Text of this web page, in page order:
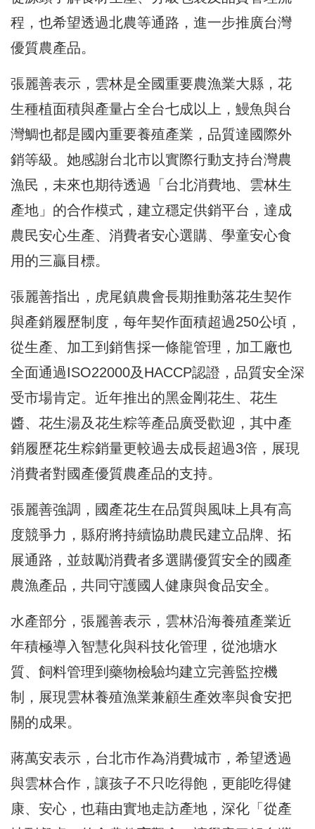
程，也希望透過北農等通路，進一步推廣台灣
優質農產品。
張麗善表示，雲林是全國重要農漁業大縣，花
生種植面積與產量占全台七成以上，鰻魚與台
灣鯛也都是國內重要養殖產業，品質達國際外
銷等級。她感謝台北市以實際行動支持台灣農
漁民，未來也期待透過「台北消費地、雲林生
產地」的合作模式，建立穩定供銷平台，達成
農民安心生產、消費者安心選購、學童安心食
用的三贏目標。
張麗善指出，虎尾鎮農會長期推動落花生契作
與產銷履歷制度，每年契作面積超過250公頃，
從生產、加工到銷售採一條龍管理，加工廠也
全面通過ISO22000及HACCP認證，品質安全深
受市場肯定。近年推出的黑金剛花生、花生
醬、花生湯及花生粽等產品廣受歡迎，其中產
銷履歷花生粽銷量更較過去成長超過3倍，展現
消費者對國產優質農產品的支持。
張麗善強調，國產花生在品質與風味上具有高
度競爭力，縣府將持續協助農民建立品牌、拓
展通路，並鼓勵消費者多選購優質安全的國產
農漁產品，共同守護國人健康與食品安全。
水產部分，張麗善表示，雲林沿海養殖產業近
年積極導入智慧化與科技化管理，從池塘水
質、飼料管理到藥物檢驗均建立完善監控機
制，展現雲林養殖漁業兼顧生產效率與食安把
關的成果。
蔣萬安表示，台北市作為消費城市，希望透過
與雲林合作，讓孩子不只吃得飽，更能吃得健
康、安心，也藉由實地走訪產地，深化「從產